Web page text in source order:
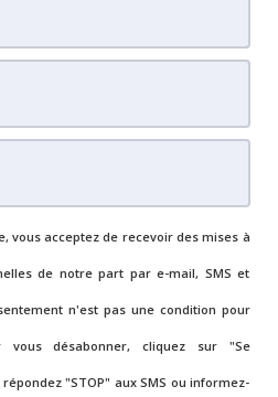
vous acceptez de recevoir des mises à
de notre part par e-mail, SMS et
n'est pas une condition pour
vous désabonner, cliquez sur "Se
"STOP" aux SMS ou informez-